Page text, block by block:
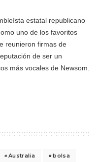
estatal republicano
uno de los favoritos
reunieron firmas de
de ser un
más vocales de Newsom.
Australia
bolsa